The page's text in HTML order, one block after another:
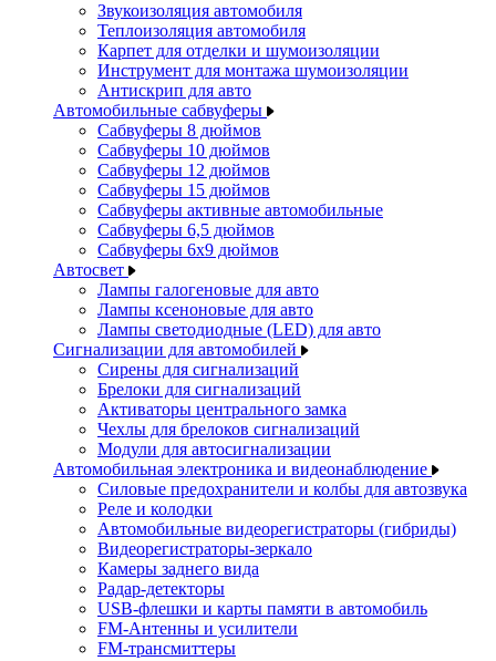
Звукоизоляция автомобиля
Теплоизоляция автомобиля
Карпет для отделки и шумоизоляции
Инструмент для монтажа шумоизоляции
Антискрип для авто
Автомобильные сабвуферы
Сабвуферы 8 дюймов
Сабвуферы 10 дюймов
Сабвуферы 12 дюймов
Сабвуферы 15 дюймов
Сабвуферы активные автомобильные
Сабвуферы 6,5 дюймов
Сабвуферы 6x9 дюймов
Автосвет
Лампы галогеновые для авто
Лампы ксеноновые для авто
Лампы светодиодные (LED) для авто
Сигнализации для автомобилей
Сирены для сигнализаций
Брелоки для сигнализаций
Активаторы центрального замка
Чехлы для брелоков сигнализаций
Модули для автосигнализации
Автомобильная электроника и видеонаблюдение
Силовые предохранители и колбы для автозвука
Реле и колодки
Автомобильные видеорегистраторы (гибриды)
Видеорегистраторы-зеркало
Камеры заднего вида
Радар-детекторы
USB-флешки и карты памяти в автомобиль
FM-Антенны и усилители
FM-трансмиттеры